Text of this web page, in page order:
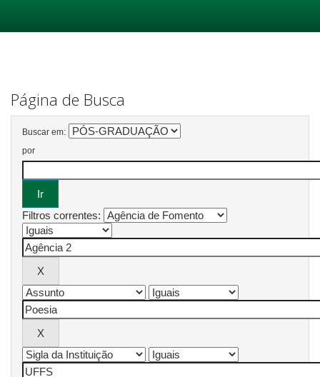
Página de Busca
Buscar em:
por
Filtros correntes: